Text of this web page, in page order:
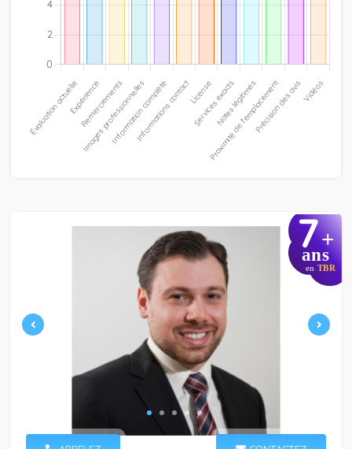
7+
ans
en TBR